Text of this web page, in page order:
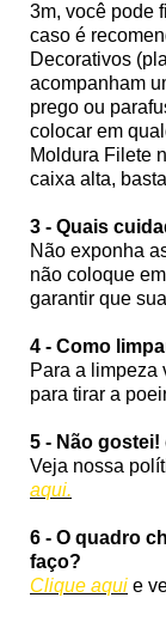
3m, você pode
caso é
Decorativos
acompanham
prego ou
colocar em
Moldura Filete
caixa alta,
3 - Quais
Não exponha
não coloque
garantir que
4 - Como
Para a limpeza
para tirar a
5 - Não
Veja nossa
aqui.
6 - O quadro
faço?
Clique aqui e